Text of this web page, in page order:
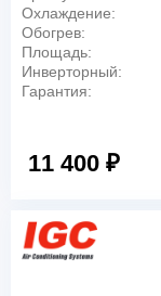
Охлаждение:
Обогрев:
Площадь:
Инверторный:
Гарантия:
11 400 ₽